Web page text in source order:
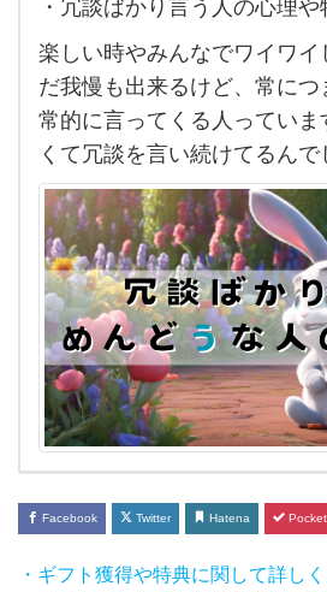
談ば
かり
言う人
って
正直め
んど
くさ
いで
すよ
ね！？
冗談ば
かり
でめ
んど
く
・冗談ばかり言う人の心理や
楽しい時やみんなでワイワイ
だ我慢も出来るけど、常につ
常的に言ってくる人っていま
くて冗談を言い続けてるんで
Facebook Twitter Hatena Pocket
・ギフト獲得や特典に関して詳し